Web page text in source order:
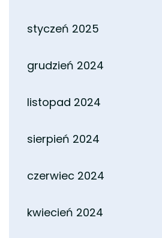
styczeń 2025
grudzień 2024
listopad 2024
sierpień 2024
czerwiec 2024
kwiecień 2024